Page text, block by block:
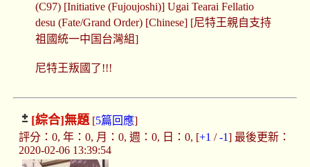
(C97) [Initiative (Fujoujoshi)] Ugai Tearai Fellatio
desu (Fate/Grand Order) [Chinese] [尼特王親自支持
祖國統一中国台灣組]
尼特王叛國了!!!
[綜合]無題[5篇回應]
評分：0, 年：0, 月：0, 週：0, 日：0, [+1 /-1] 最後更新：
2020-02-06 13:39:54